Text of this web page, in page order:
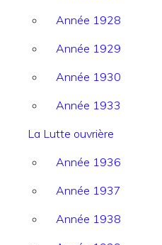
Année 1928
Année 1929
Année 1930
Année 1933
La Lutte ouvrière
Année 1936
Année 1937
Année 1938